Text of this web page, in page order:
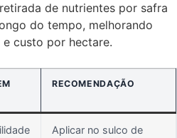
de nutrientes por safra
do tempo, melhorando
custo por hectare.
RECOMENDAÇÃO
Aplicar no sulco de